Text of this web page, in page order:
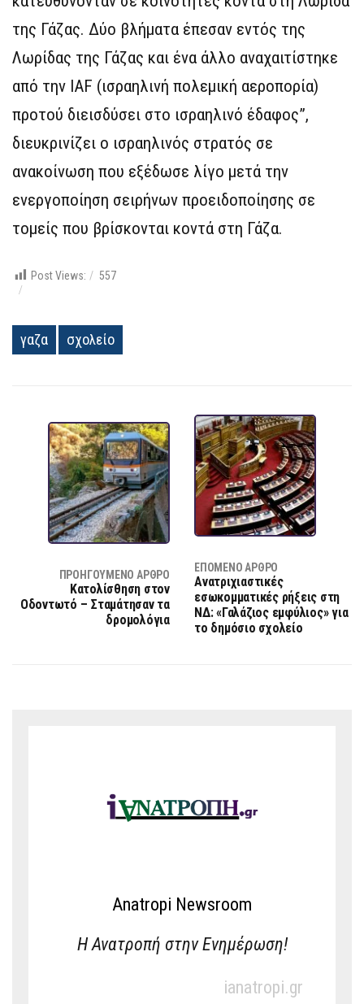
της Γάζας. Δύο βλήματα έπεσαν εντός της
Λωρίδας της Γάζας και ένα άλλο αναχαιτίστηκε
από την IAF (ισραηλινή πολεμική αεροπορία)
προτού διεισδύσει στο ισραηλινό έδαφος”,
διευκρινίζει ο ισραηλινός στρατός σε
ανακοίνωση που εξέδωσε λίγο μετά την
ενεργοποίηση σειρήνων προειδοποίησης σε
τομείς που βρίσκονται κοντά στη Γάζα.
Post Views: 557
γαζα σχολείο
ΠΡΟΗΓΟΎΜΕΝΟ ΆΡΘΡΟ
Κατολίσθηση στον
Οδοντωτό – Σταμάτησαν τα
δρομολόγια
ΕΠΌΜΕΝΟ ΆΡΘΡΟ
Ανατριχιαστικές
εσωκομματικές ρήξεις στη
ΝΔ: «Γαλάζιος εμφύλιος» για
το δημόσιο σχολείο
Anatropi Newsroom
Η Ανατροπή στην Ενημέρωση!
ianatropi.gr